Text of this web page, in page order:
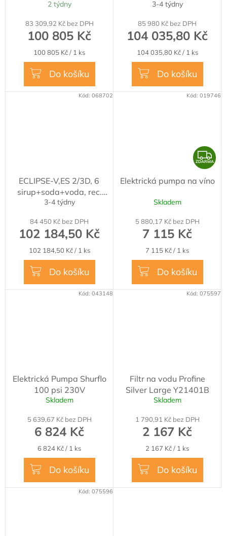
sody
2 týdny
83 309,92 Kč bez DPH
100 805 Kč
Měrná
cena:
100 805 Kč / 1 ks
Do košíku
voda, rec. sody
3-4 týdny
85 980 Kč bez DPH
104 035,80 Kč
Měrná
cena:
104 035,80 Kč / 1 ks
Do košíku
ECLIPSE-V,ES 2/3D, 6
sirup+soda+voda, rec.
sody
3-4 týdny
84 450 Kč bez DPH
102 184,50 Kč
Měrná
cena:
102 184,50 Kč / 1 ks
Do košíku
Kód: 068702
Z
D
A
ZDARMA
Elektrická pumpa na víno
Skladem
5 880,17 Kč bez DPH
7 115 Kč
Měrná
cena:
7 115 Kč / 1 ks
Do košíku
Kód: 019746
Elektrická Pumpa Shurflo
100 psi 230V
Skladem
5 639,67 Kč bez DPH
6 824 Kč
Měrná
cena:
6 824 Kč / 1 ks
Do košíku
Kód: 043148
Filtr na vodu Profine
Silver Large Y21401B
Skladem
1 790,91 Kč bez DPH
2 167 Kč
Měrná
cena:
2 167 Kč / 1 ks
Do košíku
Kód: 075597
Kód: 075596